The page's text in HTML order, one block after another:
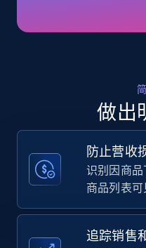
35.2K+
Amazon products -
upc numbers
price, Currency,
more.
35.2K+
做出
防止营收
识别因商品
商品列表可
追踪销售